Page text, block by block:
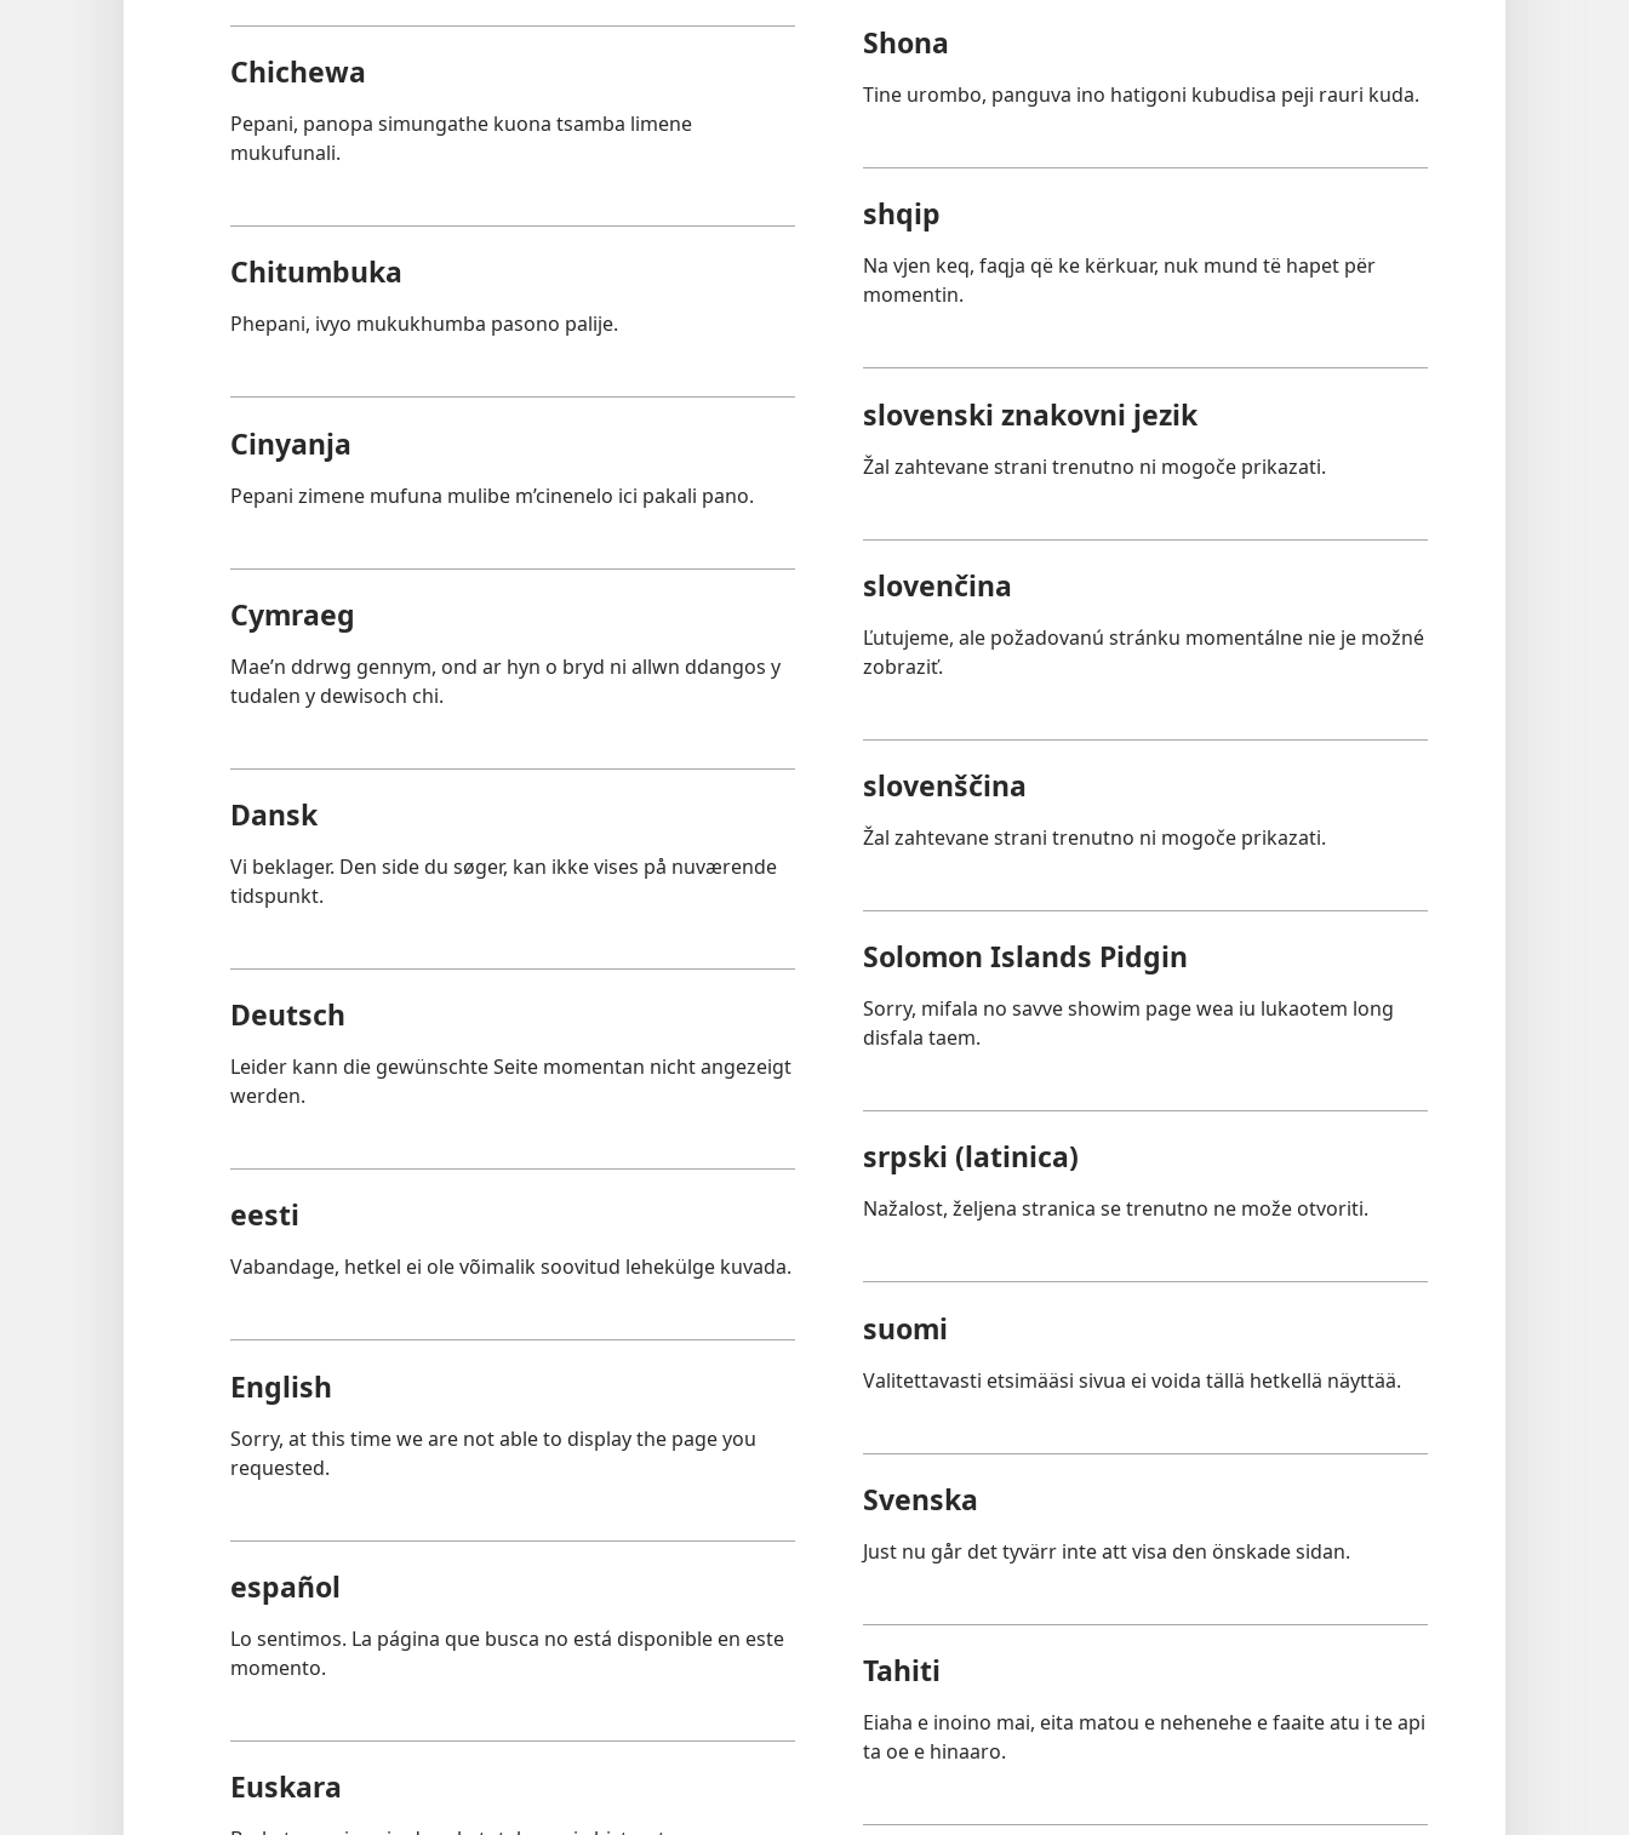
Chichewa
Pepani, panopa simungathe kuona tsamba limene
mukufunali.
Chitumbuka
Phepani, ivyo mukukhumba pasono palije.
Cinyanja
Pepani zimene mufuna mulibe m’cinenelo ici pakali pano.
Cymraeg
Mae’n ddrwg gennym, ond ar hyn o bryd ni allwn ddangos y
tudalen y dewisoch chi.
Dansk
Vi beklager. Den side du søger, kan ikke vises på nuværende
tidspunkt.
Deutsch
Leider kann die gewünschte Seite momentan nicht angezeigt
werden.
eesti
Vabandage, hetkel ei ole võimalik soovitud lehekülge kuvada.
English
Sorry, at this time we are not able to display the page you
requested.
español
Lo sentimos. La página que busca no está disponible en este
momento.
Euskara
Shona
Tine urombo, panguva ino hatigoni kubudisa peji rauri kuda.
shqip
Na vjen keq, faqja që ke kërkuar, nuk mund të hapet për
momentin.
slovenski znakovni jezik
Žal zahtevane strani trenutno ni mogoče prikazati.
slovenčina
Ľutujeme, ale požadovanú stránku momentálne nie je možné
zobraziť.
slovenščina
Žal zahtevane strani trenutno ni mogoče prikazati.
Solomon Islands Pidgin
Sorry, mifala no savve showim page wea iu lukaotem long
disfala taem.
srpski (latinica)
Nažalost, željena stranica se trenutno ne može otvoriti.
suomi
Valitettavasti etsimääsi sivua ei voida tällä hetkellä näyttää.
Svenska
Just nu går det tyvärr inte att visa den önskade sidan.
Tahiti
Eiaha e inoino mai, eita matou e nehenehe e faaite atu i te api
ta oe e hinaaro.